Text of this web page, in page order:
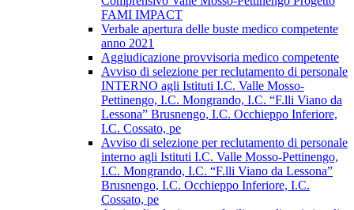
FAMI IMPACT
Verbale apertura delle buste medico competente
anno 2021
Aggiudicazione provvisoria medico competente
Avviso di selezione per reclutamento di personale
INTERNO agli Istituti I.C. Valle Mosso-
Pettinengo, I.C. Mongrando, I.C. “F.lli Viano da
Lessona” Brusnengo, I.C. Occhieppo Inferiore,
I.C. Cossato, pe
Avviso di selezione per reclutamento di personale
interno agli Istituti I.C. Valle Mosso-Pettinengo,
I.C. Mongrando, I.C. “F.lli Viano da Lessona”
Brusnengo, I.C. Occhieppo Inferiore, I.C.
Cossato, pe